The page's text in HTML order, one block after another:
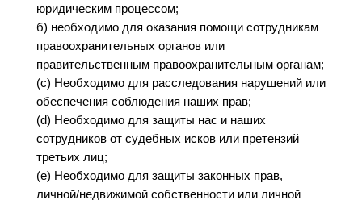
юридическим процессом;
б) необходимо для оказания помощи сотрудникам
правоохранительных органов или
правительственным правоохранительным органам;
(c) Необходимо для расследования нарушений или
обеспечения соблюдения наших прав;
(d) Необходимо для защиты нас и наших
сотрудников от судебных исков или претензий
третьих лиц;
(e) Необходимо для защиты законных прав,
личной/недвижимой собственности или личной